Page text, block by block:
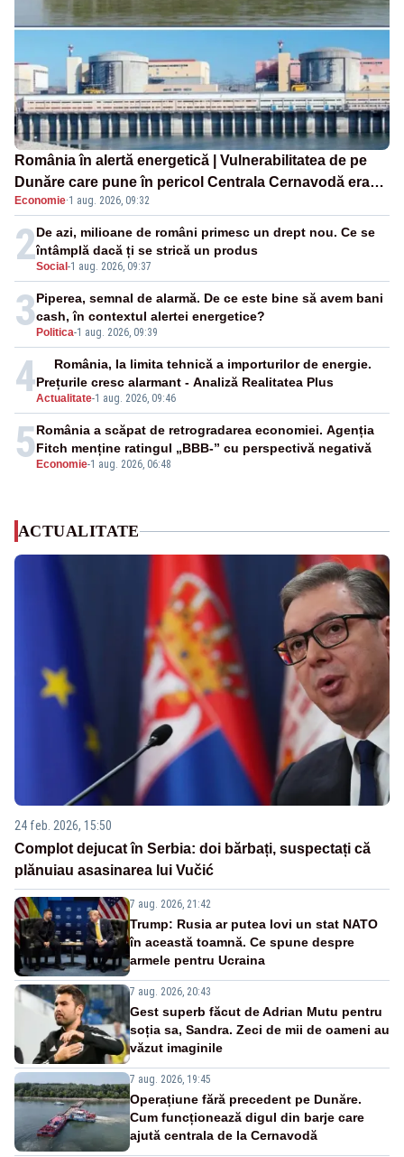
România în alertă energetică | Vulnerabilitatea de pe
Dunăre care pune în pericol Centrala Cernavodă era
cunoscută de pe vremea lui Ceaușescu
Economie·1 aug. 2026, 09:32
2Social -1 aug. 2026, 09:37
De azi, milioane de români primesc un drept nou. Ce se
întâmplă dacă ți se strică un produs
3 Politica-1 aug. 2026, 09:39
Piperea, semnal de alarmă. De ce este bine să avem bani
cash, în contextul alertei energetice?
4Actualitate-1 aug. 2026, 09:46
România, la limita tehnică a importurilor de energie.
Prețurile cresc alarmant - Analiză Realitatea Plus
5 Economie-1 aug. 2026, 06:48
România a scăpat de retrogradarea economiei. Agenția
Fitch menține ratingul „BBB-” cu perspectivă negativă
ACTUALITATE
24 feb. 2026, 15:50
Complot dejucat în Serbia: doi bărbați, suspectați că
plănuiau asasinarea lui Vučić
7 aug. 2026, 21:42
Trump: Rusia ar putea lovi un stat NATO
în această toamnă. Ce spune despre
armele pentru Ucraina
7 aug. 2026, 20:43
Gest superb făcut de Adrian Mutu pentru
soția sa, Sandra. Zeci de mii de oameni au
văzut imaginile
7 aug. 2026, 19:45
Operațiune fără precedent pe Dunăre.
Cum funcționează digul din barje care
ajută centrala de la Cernavodă